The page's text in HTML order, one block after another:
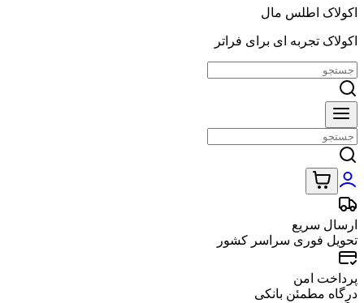
اکولاک اطلس مال
اکولاک تجربه ای برای فراتر
ارسال سریع
تحویل فوری سراسر کشور
پرداخت امن
درگاه مطمئن بانکی